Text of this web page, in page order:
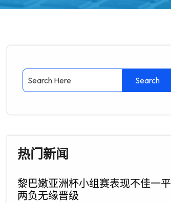
热门新闻
黎巴嫩亚洲杯小组赛表现不佳一平
两负无缘晋级